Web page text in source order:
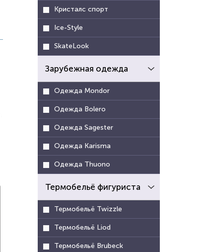
Кристалс спорт
Ice-Style
SkateLook
Зарубежная одежда
Одежда Mondor
Одежда Bolero
Одежда Sagester
Одежда Karisma
Одежда Thuono
Термобельё фигуриста
Термобельё Twizzle
Термобельё Liod
Термобельё Brubeck